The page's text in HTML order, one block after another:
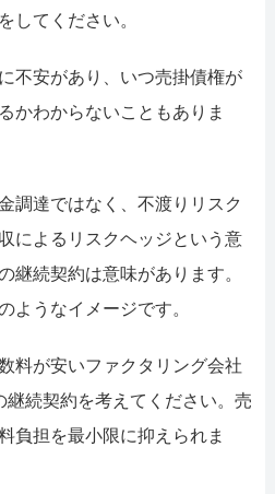
してください。
不安があり、いつ売掛債権が
かわからないこともありま
調達ではなく、不渡りリスク
によるリスクヘッジという意
継続契約は意味があります。
ようなイメージです。
料が安いファクタリング会社
継続契約を考えてください。売
負担を最小限に抑えられま